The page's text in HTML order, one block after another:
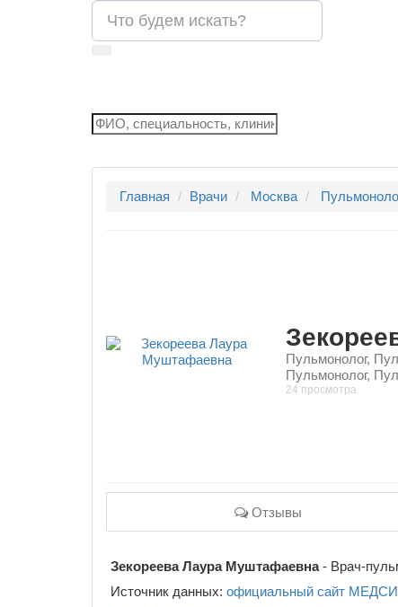
Главная
Врачи Москва
Пульмонолог,
Пульмонолог,
24 просмотра
Отзывы
Зекореева Лаура Муштафаевна- Врач-
Источник данных: официальный сайт МЕДСИ